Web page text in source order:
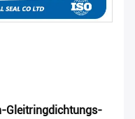
Gleitringdichtungs-